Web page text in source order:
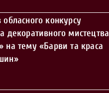
обласного конкурсу
декоративного мистецтва
на тему «Барви та краса